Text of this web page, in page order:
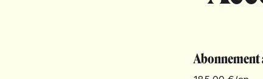
Abonnement